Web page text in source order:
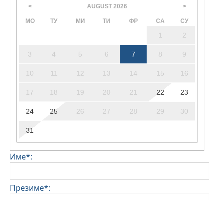
< AUGUST 2026 >
МО ТУ МИ ТИ ФР СА СУ
1 2
3 4 5 6 7 8 9
10 11 12 13 14 15 16
17 18 19 20 21 22 23
24 25 26 27 28 29 30
31
Име*:
Презиме*: